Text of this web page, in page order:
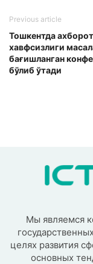
Previous article
Тошкентда ахборот
хавфсизлиги
бағишланган
бўлиб ўтади
Мы являемся
целях развития
основных